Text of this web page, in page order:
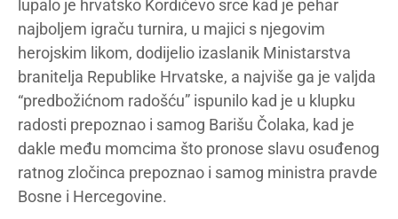
lupalo je hrvatsko Kordićevo srce kad je pehar
najboljem igraču turnira, u majici s njegovim
herojskim likom, dodijelio izaslanik Ministarstva
branitelja Republike Hrvatske, a najviše ga je valjda
“predbožićnom radošću” ispunilo kad je u klupku
radosti prepoznao i samog Barišu Čolaka, kad je
dakle među momcima što pronose slavu osuđenog
ratnog zločinca prepoznao i samog ministra pravde
Bosne i Hercegovine.